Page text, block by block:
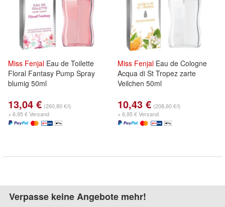
Miss Fenjal Eau de Toilette
Floral Fantasy Pump Spray
blumig 50ml
13,04 € (260,80 €/l)
+ 6,95 € Versand
Miss Fenjal Eau de Cologne
Acqua di St Tropez zarte
Veilchen 50ml
10,43 € (208,60 €/l)
+ 6,95 € Versand
Verpasse keine Angebote mehr!